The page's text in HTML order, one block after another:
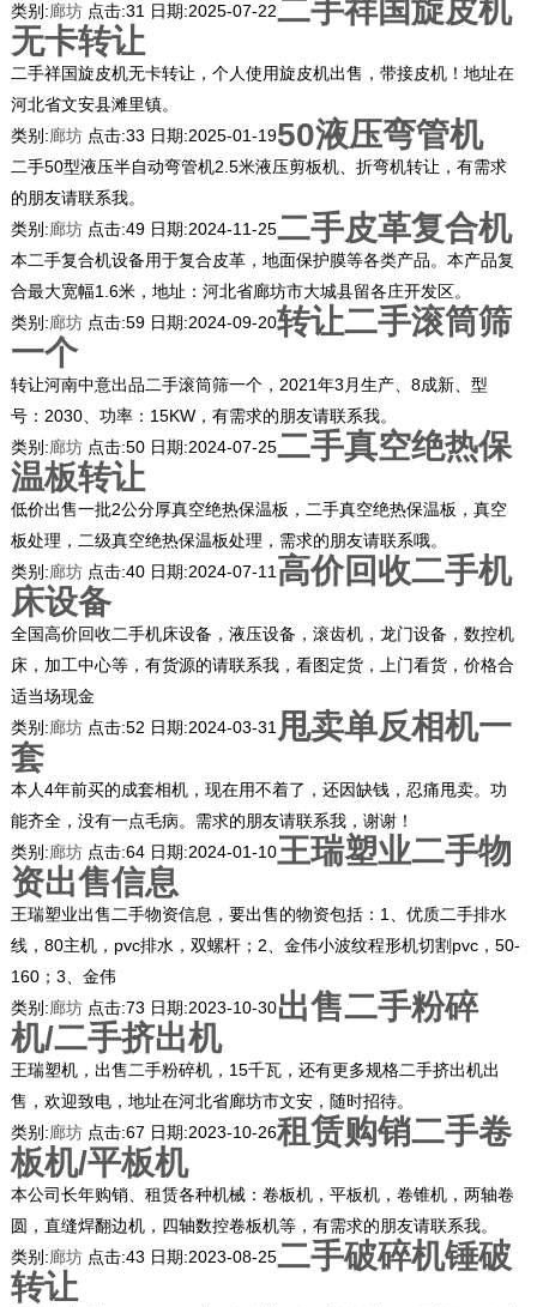
类别:廊坊 点击:31 日期:2025-07-22二手祥国旋皮机
无卡转让
二手祥国旋皮机无卡转让，个人使用旋皮机出售，带接皮机！地址在
河北省文安县滩里镇。
类别:廊坊 点击:33 日期:2025-01-1950液压弯管机
二手50型液压半自动弯管机2.5米液压剪板机、折弯机转让，有需求
的朋友请联系我。
类别:廊坊 点击:49 日期:2024-11-25二手皮革复合机
本二手复合机设备用于复合皮革，地面保护膜等各类产品。本产品复
合最大宽幅1.6米，地址：河北省廊坊市大城县留各庄开发区。
类别:廊坊 点击:59 日期:2024-09-20转让二手滚筒筛
一个
转让河南中意出品二手滚筒筛一个，2021年3月生产、8成新、型
号：2030、功率：15KW，有需求的朋友请联系我。
类别:廊坊 点击:50 日期:2024-07-25二手真空绝热保
温板转让
低价出售一批2公分厚真空绝热保温板，二手真空绝热保温板，真空
板处理，二级真空绝热保温板处理，需求的朋友请联系哦。
类别:廊坊 点击:40 日期:2024-07-11 高价回收二手机
床设备
全国高价回收二手机床设备，液压设备，滚齿机，龙门设备，数控机
床，加工中心等，有货源的请联系我，看图定货，上门看货，价格合
适当场现金
类别:廊坊 点击:52 日期:2024-03-31 甩卖单反相机一
套
本人4年前买的成套相机，现在用不着了，还因缺钱，忍痛甩卖。功
能齐全，没有一点毛病。需求的朋友请联系我，谢谢！
类别:廊坊 点击:64 日期:2024-01-10王瑞塑业二手物
资出售信息
王瑞塑业出售二手物资信息，要出售的物资包括：1、优质二手排水
线，80主机，pvc排水，双螺杆；2、金伟小波纹程形机切割pvc，50-
160；3、金伟
类别:廊坊 点击:73 日期:2023-10-30出售二手粉碎
机/二手挤出机
王瑞塑机，出售二手粉碎机，15千瓦，还有更多规格二手挤出机出
售，欢迎致电，地址在河北省廊坊市文安，随时招待。
类别:廊坊 点击:67 日期:2023-10-26租赁购销二手卷
板机/平板机
本公司长年购销、租赁各种机械：卷板机，平板机，卷锥机，两轴卷
圆，直缝焊翻边机，四轴数控卷板机等，有需求的朋友请联系我。
类别:廊坊 点击:43 日期:2023-08-25二手破碎机锤破
转让